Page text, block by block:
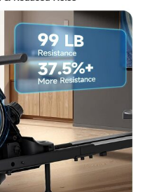
intelligent et
avec les
】Suivez
entraînement en
réel avec le
LCD, affichant
le SPM, la
les calories et le
Compatible
des applications
que YPOOFIT et
vous pouvez
à des